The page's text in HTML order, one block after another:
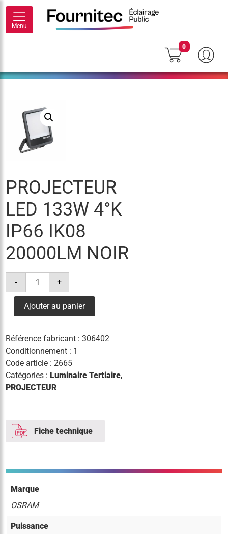
Menu
0
PROJECTEUR
LED 133W 4°K
IP66 IK08
20000LM NOIR
-
quantité
projecteur
133w
4°k
20000lm
noir
+
Ajouter au panier
Référence fabricant :306402
Conditionnement : 1
Code article :2665
Catégories :Luminaire Tertiaire,
PROJECTEUR
Fiche technique
Marque
OSRAM
Puissance